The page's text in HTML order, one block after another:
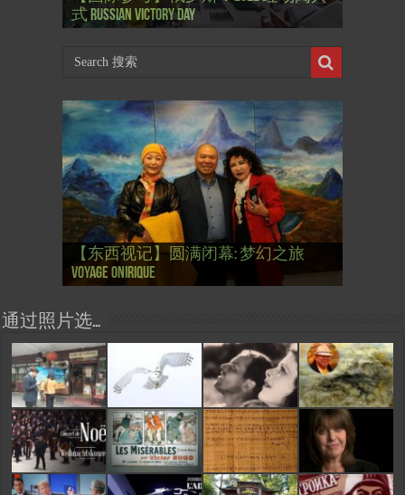
式 Russian Victory Day
岁
Mar-a-Lago leak
肯尼迪 1937 – La fin de l’innocence (2/2)
肯尼迪 1937 – La fin de l’innocence (1/2)
林 成为第一“太空人”
【东西视记】圆满闭幕: 梦幻之旅
Voyage onirique
【东西视记】开幕：唐恽鉎 Michel
Tong, 梦幻之旅 Voyage onirique
【东西视记】展讯：唐恽鉎 Michel
Tong, 梦幻之旅 Voyage onirique
【跨年晚会】祝各位 佳年快乐 Bonne
année 2023, Le feu d’artifice de Paris
【一画一故事】唐恽鉎 Michel Tong One
Painting One Story
【一画一故事】林象元 Lin XiangYuan One
Painting One Story
【国际参考】芭蕾舞: 天鹅湖 乌克兰
大剧院版 Le lac des cygnes – Opéra national
d’Ukraine
【国际参考】巴黎政府举行“新年晚
会” Soirée musicale à la mairie du 13e le 8
Février
【国际参考】巴黎“艺术之都”展将于2
月12日揭幕 Art Capital s’ouvre le 12 Février
【东西视记】法国电影: “中国人占领
巴黎”，一种法国幽默与“预言” Les
chinois à Paris de J.Yanne
【东西视记】时装秀：巴黎时装界
的“顽童”与“不屈者” John Galliano le
surdoué de la mode
【东西视记】法国“复兴会”式【艺术
桥展】 Expo. que “RENAISSANCE” aurait pu
organiser
通过照片选…